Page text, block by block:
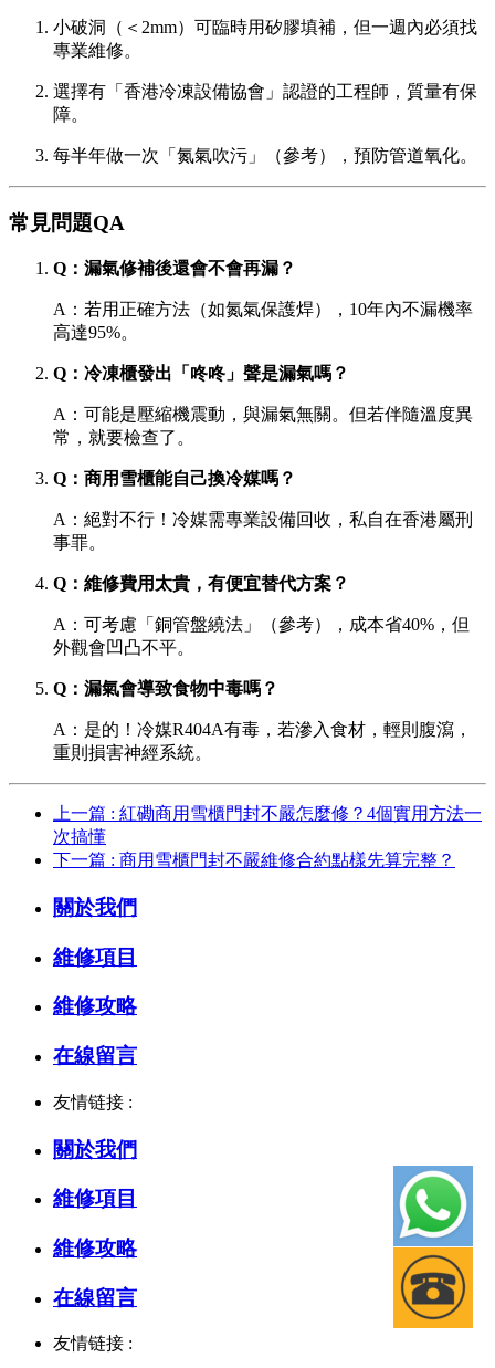
小破洞（＜2mm）可臨時用矽膠填補，但一週內必須找
專業維修。
選擇有「香港冷凍設備協會」認證的工程師，質量有保
障。
每半年做一次「氮氣吹污」（參考），預防管道氧化。
常見問題QA
Q：漏氣修補後還會不會再漏？
A：若用正確方法（如氮氣保護焊），10年內不漏機率
高達95%。
Q：冷凍櫃發出「咚咚」聲是漏氣嗎？
A：可能是壓縮機震動，與漏氣無關。但若伴隨溫度異
常，就要檢查了。
Q：商用雪櫃能自己換冷媒嗎？
A：絕對不行！冷媒需專業設備回收，私自在香港屬刑
事罪。
Q：維修費用太貴，有便宜替代方案？
A：可考慮「銅管盤繞法」（參考），成本省40%，但
外觀會凹凸不平。
Q：漏氣會導致食物中毒嗎？
A：是的！冷媒R404A有毒，若滲入食材，輕則腹瀉，
重則損害神經系統。
上一篇 : 紅磡商用雪櫃門封不嚴怎麼修？4個實用方法一
次搞懂
下一篇 : 商用雪櫃門封不嚴維修合約點樣先算完整？
關於我們
維修項目
維修攻略
在線留言
友情链接 :
關於我們
維修項目
維修攻略
在線留言
友情链接 :